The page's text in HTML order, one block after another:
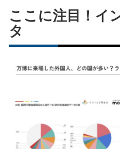
ここに注目！イ
タ